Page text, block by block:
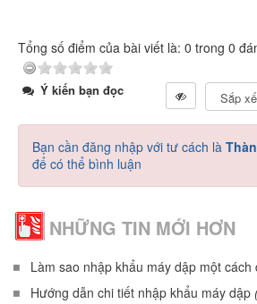
Tổng số điểm của bài viết là: 0 trong 0
Ý kiến bạn đọc
Bạn cần đăng nhập với tư cách là
để có thể bình luận
NHỮNG TIN MỚI HƠN
Làm sao nhập khẩu máy dập một cách
Hướng dẫn chi tiết nhập khẩu máy dập